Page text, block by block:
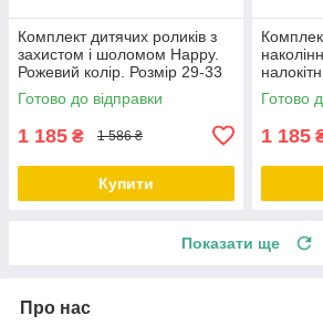
Комплект дитячих роликів з
захистом і шоломом Happy.
Рожевий колір. Розмір 29-33
Готово до відправки
1 185 ₴ 1 586 ₴
Купити
Happy.
Розмір
Готово
1 185
Показати ще
Про нас